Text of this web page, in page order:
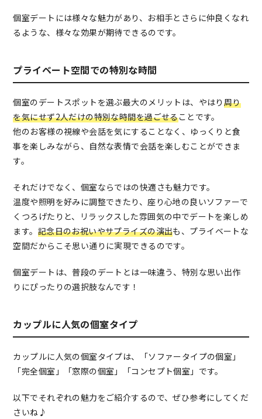
個室デートには様々な魅力があり、お相手とさらに仲良くなれ
るような、様々な効果が期待できるのです。
プライベート空間での特別な時間
個室のデートスポットを選ぶ最大のメリットは、やはり 周り
を気にせず2人だけの特別な時間を過ごせることです。
他のお客様の視線や会話を気にすることなく、ゆっくりと食
事を楽しみながら、自然な表情で会話を楽しむことができま
す。
それだけでなく、個室ならではの快適さも魅力です。
温度や照明を好みに調整できたり、座り心地の良いソファーで
くつろげたりと、リラックスした雰囲気の中でデートを楽しめ
ます。 記念日のお祝いやサプライズの演出も、プライベートな
空間だからこそ思い通りに実現できるのです。
個室デートは、普段のデートとは一味違う、特別な思い出作
りにぴったりの選択肢なんです！
カップルに人気の個室タイプ
カップルに人気の個室タイプは、「ソファータイプの個室」
「完全個室」「窓際の個室」「コンセプト個室」です。
以下でそれぞれの魅力をご紹介するので、ぜひ参考にしてくだ
さいね♪